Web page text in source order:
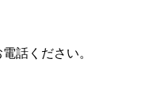
話ください。